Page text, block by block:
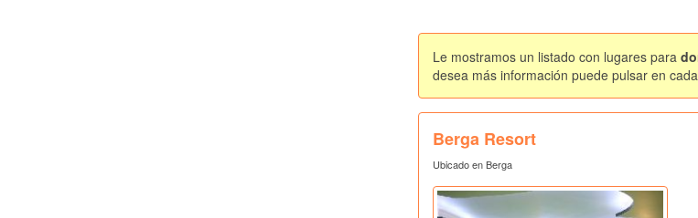
Le mostramos un listado con lugares para
desea más información puede pulsar en
Berga Resort
Ubicado en Berga